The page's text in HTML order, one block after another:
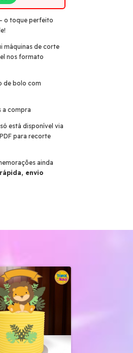
– o toque perfeito
máquinas de corte
nos formato
de bolo com
a compra
está disponível via
para recorte
ainda
envio